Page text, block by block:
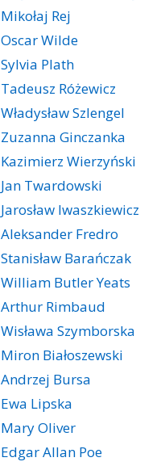
Mikołaj Rej
Oscar Wilde
Sylvia Plath
Tadeusz Różewicz
Władysław Szlengel
Zuzanna Ginczanka
Kazimierz Wierzyński
Jan Twardowski
Jarosław Iwaszkiewicz
Aleksander Fredro
Stanisław Barańczak
William Butler Yeats
Arthur Rimbaud
Wisława Szymborska
Miron Białoszewski
Andrzej Bursa
Ewa Lipska
Mary Oliver
Edgar Allan Poe